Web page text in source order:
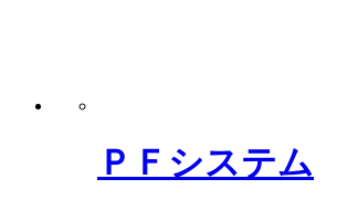
ＰＦシステム